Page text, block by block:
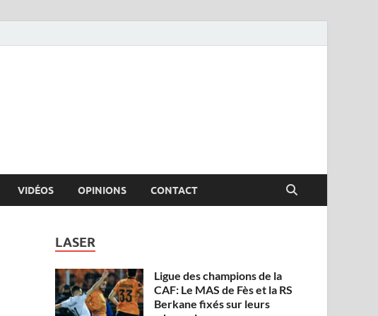
VIDÉOS OPINIONS CONTACT
LASER
Ligue des champions de la
CAF: Le MAS de Fès et la RS
Berkane fixés sur leurs